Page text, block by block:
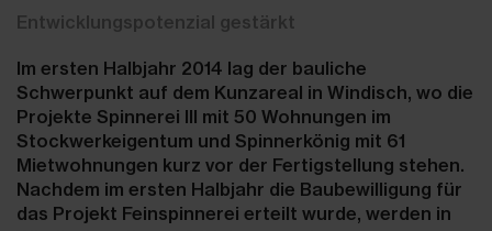
Entwicklungspotenzial gestärkt
Im ersten Halbjahr 2014 lag der bauliche
Schwerpunkt auf dem Kunzareal in Windisch, wo die
Projekte Spinnerei III mit 50 Wohnungen im
Stockwerkeigentum und Spinnerkönig mit 61
Mietwohnungen kurz vor der Fertigstellung stehen.
Nachdem im ersten Halbjahr die Baubewilligung für
das Projekt Feinspinnerei erteilt wurde, werden in